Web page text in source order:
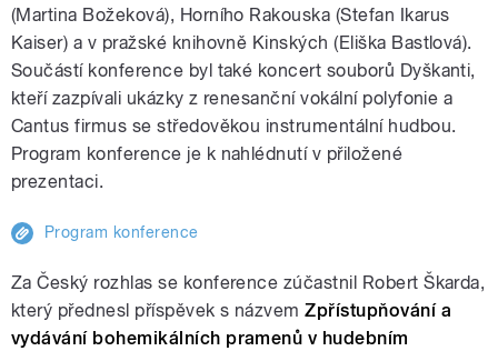
(Martina Božeková), Horního Rakouska (Stefan Ikarus
Kaiser) a v pražské knihovně Kinských (Eliška Bastlová).
Součástí konference byl také koncert souborů Dyškanti,
kteří zazpívali ukázky z renesanční vokální polyfonie a
Cantus firmus se středověkou instrumentální hudbou.
Program konference je k nahlédnutí v přiložené
prezentaci.
Program konference
Za Český rozhlas se konference zúčastnil Robert Škarda,
který přednesl příspěvek s názvemZpřístupňování a
vydávání bohemikálních pramenů v hudebním